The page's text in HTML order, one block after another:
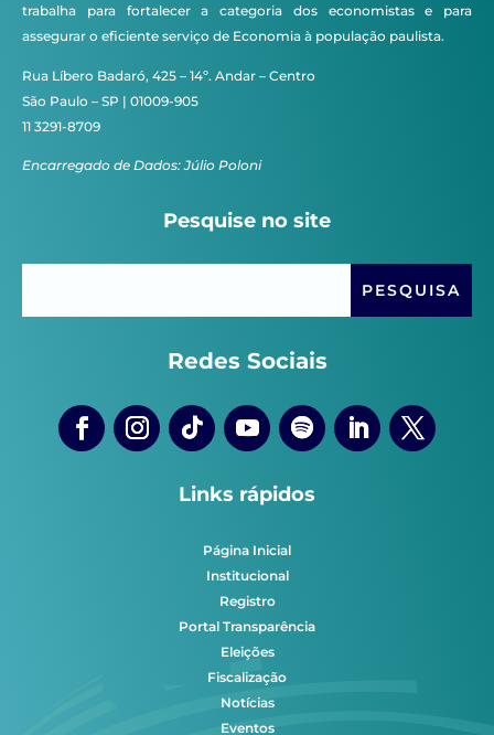
trabalha para fortalecer a categoria dos economistas e para
assegurar o eficiente serviço de Economia à população paulista.
Rua Líbero Badaró, 425 – 14º. Andar – Centro
São Paulo – SP | 01009-905
11 3291-8709
Encarregado de Dados: Júlio Poloni
Pesquise no site
Redes Sociais
Links rápidos
Página Inicial
Institucional
Registro
Portal Transparência
Eleições
Fiscalização
Notícias
Eventos